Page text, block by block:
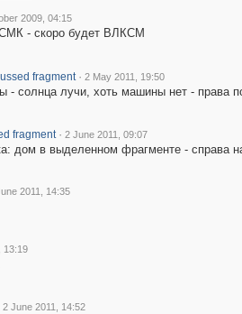
2009, 04:15
- скоро будет ВЛКСМ
fragment · 2 May 2011, 19:50
- солнца лучи, хоть машины нет - права
fragment · 2 June 2011, 09:07
дом в выделенном фрагменте - справа
2011, 14:35
13:19
2 June 2011, 14:52